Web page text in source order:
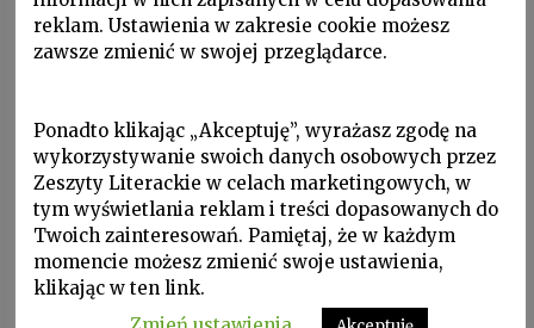
Tylko widziadła chwiejny krok,
Tylko upiorna moja głowa
André Suarès, 1909:
Nawet dla tego, kto mieszkał już w
reklam. Ustawienia w zakresie cookie możesz
zawsze zmienić w swojej przeglądarce.
Ponadto klikając „Akceptuję”, wyrażasz zgodę na
wykorzystywanie swoich danych osobowych przez
Zeszyty Literackie w celach marketingowych, w
tym wyświetlania reklam i treści dopasowanych do
Twoich zainteresowań. Pamiętaj, że w każdym
momencie możesz zmienić swoje ustawienia,
klikając w ten link.